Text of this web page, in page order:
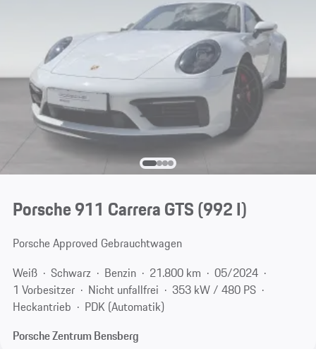
Porsche 911 Carrera GTS(992 I)
Porsche Approved Gebrauchtwagen
Weiß
Schwarz Benzin 21.800 km
05/2024
1 Vorbesitzer
Nicht unfallfrei
353 kW / 480 PS
Heckantrieb
PDK (Automatik)
Porsche Zentrum Bensberg